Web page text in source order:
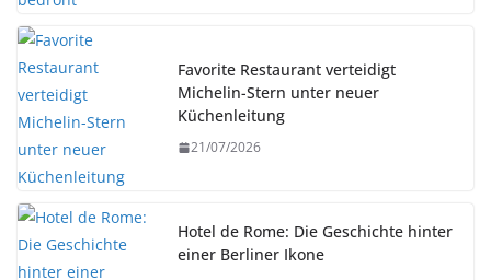
Favorite Restaurant verteidigt
Michelin-Stern unter neuer
Küchenleitung
21/07/2026
Hotel de Rome: Die Geschichte hinter
einer Berliner Ikone